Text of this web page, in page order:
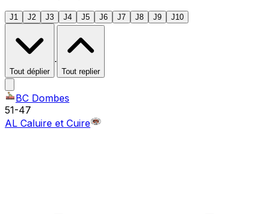
J1 J2 J3 J4 J5 J6 J7 J8 J9 J10
Tout déplier
·
Tout replier
BC Dombes
51-47
AL Caluire et Cuire